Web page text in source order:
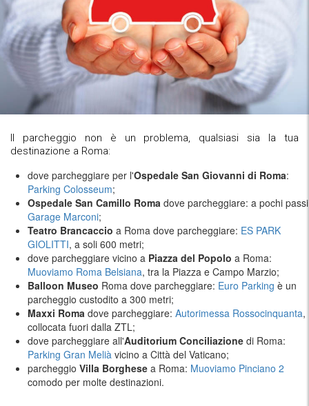
Il parcheggio non è un problema, qualsiasi sia la tua
destinazione a Roma:
dove parcheggiare per l'Ospedale San Giovanni di Roma:
Parking Colosseum;
Ospedale San Camillo Roma dove parcheggiare: a pochi passi
Garage Marconi;
Teatro Brancaccio a Roma dove parcheggiare: ES PARK
GIOLITTI, a soli 600 metri;
dove parcheggiare vicino a Piazza del Popolo a Roma:
Muoviamo Roma Belsiana, tra la Piazza e Campo Marzio;
Balloon Museo Roma dove parcheggiare: Euro Parking è un
parcheggio custodito a 300 metri;
Maxxi Roma dove parcheggiare: Autorimessa Rossocinquanta,
collocata fuori dalla ZTL;
dove parcheggiare all'Auditorium Conciliazione di Roma:
Parking Gran Melià vicino a Città del Vaticano;
parcheggio Villa Borghese a Roma: Muoviamo Pinciano 2
comodo per molte destinazioni.